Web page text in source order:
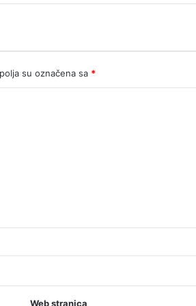
su označena sa *
Web stranica